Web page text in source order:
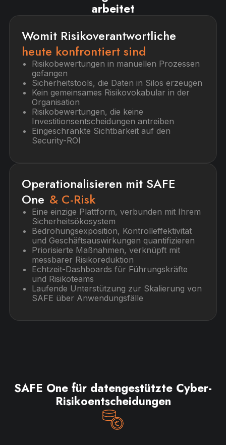
arbeitet
Womit Risikoverantwortliche
heute konfrontiert sind
Risikobewertungen in manuellen Prozessen
gefangen
Sicherheitstools, die Daten in Silos erzeugen
Kein gemeinsames Risikovokabular in der
Organisation
Risikobewertungen, die keine
Investitionsentscheidungen antreiben
Eingeschränkte Sichtbarkeit auf den
Security-ROI
Operationalisieren mit SAFE
One & C-Risk
Eine einzige Plattform, verbunden mit Ihrem
Sicherheitsökosystem
Bedrohungsexposition, Kontrolleffektivität
und Geschäftsauswirkungen quantifizieren
Priorisierte Maßnahmen, verknüpft mit
messbarer Risikoreduktion
Echtzeit-Dashboards für Führungskräfte
und Risikoteams
Laufende Unterstützung zur Skalierung von
SAFE über Anwendungsfälle
SAFE One für datengestützte Cyber-
Risikoentscheidungen